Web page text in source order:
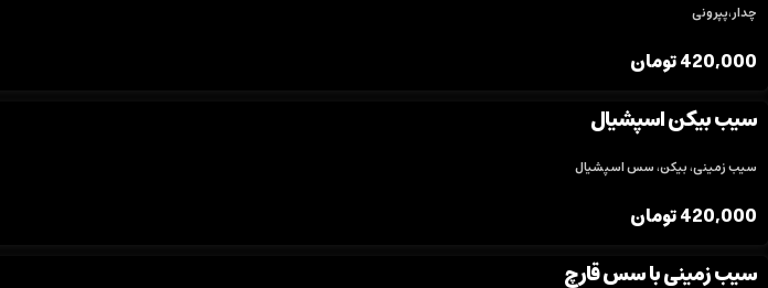
چدار،پپرونی
420,000تومان
سیب بیکن اسپشیال
سیب زمینی، بیکن، سس اسپشیال
420,000تومان
سیب زمینی با سس قارچ